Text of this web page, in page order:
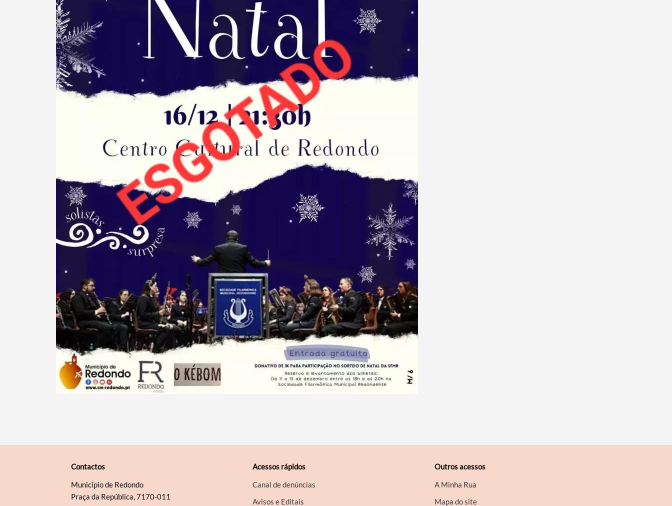
Filtros
Contactos
Município de Redondo
Praça da República, 7170-011
Acessos rápidos
Canal de denúncias
Avisos e Editais
Outros acessos
A Minha Rua
Mapa do site